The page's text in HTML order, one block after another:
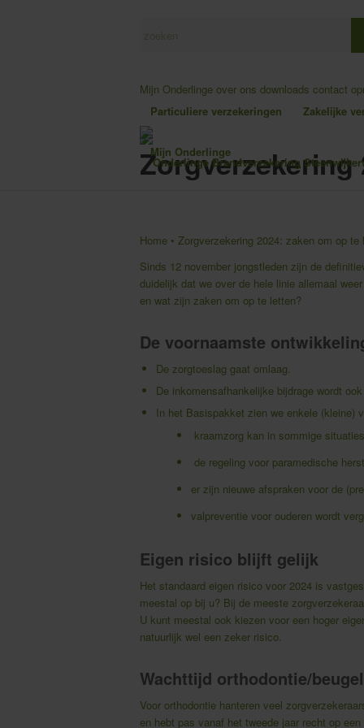
Mijn Onderlinge over ons downloads contact
Particuliere verzekeringen
Zakelijke
Mijn Onderlinge
Zorgverzekering
Home • Zorgverzekering 2024: zaken om op te
Sinds 12 november jongstleden zijn de
duidelijk dat we over de hele linie allemaal
en wat zijn zaken om op te letten?
De voornaamste
De zorgtoeslag gaat omlaag.
De inkomensafhankelijke bijdrage wordt
In het Basispakket zien we enkele (kleine)
kraamzorg kan in sommige
de regeling voor paramedische
er zijn nieuwe afspraken voor de
valpreventie voor ouderen wordt
Eigen risico blijft gelijk
Het standaard eigen risico voor 2024 is
meestal op bij u? Bij de meeste
U kunt meestal ook kiezen voor een hoger
natuurlijk wel een zeker risico.
Wachttijd orthodontie/beugel
Voor orthodontie hanteren veel
en hebt pas vanaf het tweede jaar recht op